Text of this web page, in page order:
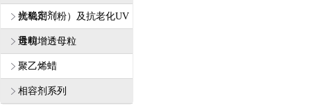
光稳定剂
抗氧剂（粉）及抗老化UV
母粒
透明增透母粒
聚乙烯蜡
相容剂系列